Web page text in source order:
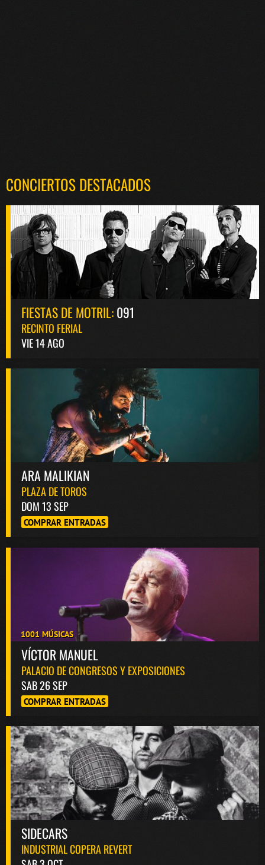
CONCIERTOS DESTACADOS
FIESTAS DE MOTRIL:091
RECINTO FERIAL
VIE 14 AGO
ARA MALIKIAN
PLAZA DE TOROS
DOM 13 SEP
COMPRAR ENTRADAS
1001 MÚSICAS
VÍCTOR MANUEL
PALACIO DE CONGRESOS Y EXPOSICIONES
SAB 26 SEP
COMPRAR ENTRADAS
SIDECARS
INDUSTRIAL COPERA REVERT